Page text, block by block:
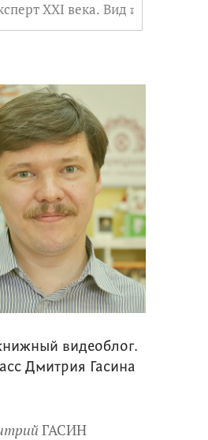
XXI века. Видеопроект
↧
видеоблог.
Дмитрия Гасина
ГАСИН